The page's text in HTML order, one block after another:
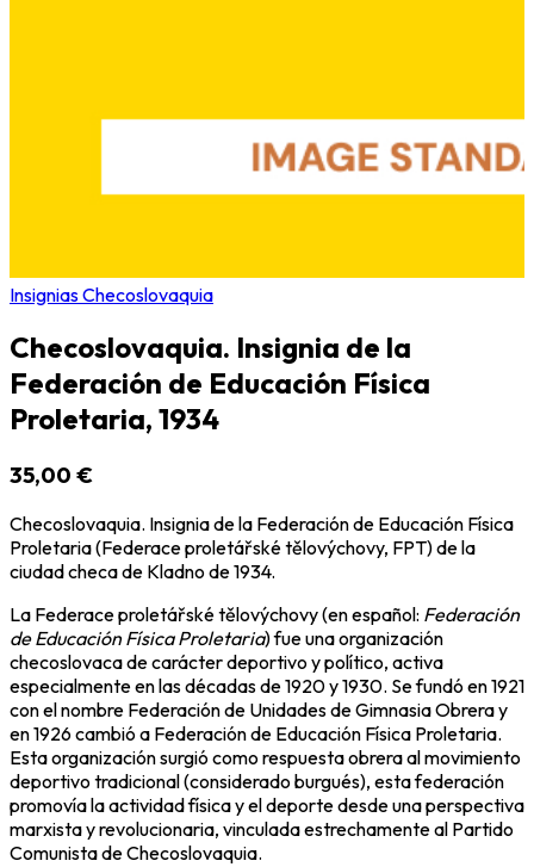
Insignias Checoslovaquia
Checoslovaquia. Insignia de la
Federación de Educación Física
Proletaria, 1934
35,00 €
Checoslovaquia. Insignia de la Federación de Educación Física
Proletaria (Federace proletářské tělovýchovy, FPT) de la
ciudad checa de Kladno de 1934.
La Federace proletářské tělovýchovy (en español: Federación
de Educación Física Proletaria) fue una organización
checoslovaca de carácter deportivo y político, activa
especialmente en las décadas de 1920 y 1930. Se fundó en 1921
con el nombre Federación de Unidades de Gimnasia Obrera y
en 1926 cambió a Federación de Educación Física Proletaria.
Esta organización surgió como respuesta obrera al movimiento
deportivo tradicional (considerado burgués), esta federación
promovía la actividad física y el deporte desde una perspectiva
marxista y revolucionaria, vinculada estrechamente al Partido
Comunista de Checoslovaquia.